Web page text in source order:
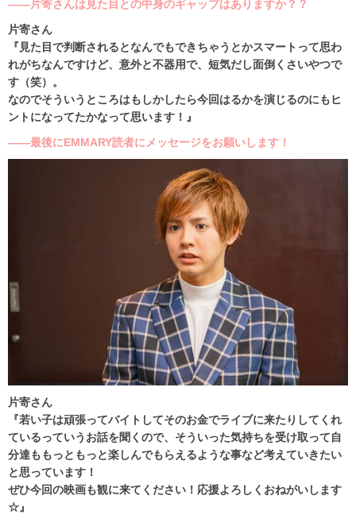
――片寄さんは見た目との中身のギャップはありますか？？
片寄さん
『見た目で判断されるとなんでもできちゃうとかスマートって思わ
れがちなんですけど、意外と不器用で、短気だし面倒くさいやつで
す（笑）。
なのでそういうところはもしかしたら今回はるかを演じるのにもヒ
ントになってたかなって思います！』
――最後にEMMARY読者にメッセージをお願いします！
片寄さん
『若い子は頑張ってバイトしてそのお金でライブに来たりしてくれ
ているっていうお話を聞くので、そういった気持ちを受け取って自
分達ももっともっと楽しんでもらえるような事など考えていきたい
と思っています！
ぜひ今回の映画も観に来てください！応援よろしくおねがいします
☆』